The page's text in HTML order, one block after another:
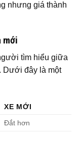
nhưng giá thành
mới
tìm hiểu giữa
Dưới đây là một
XE MỚI
Đắt hơn